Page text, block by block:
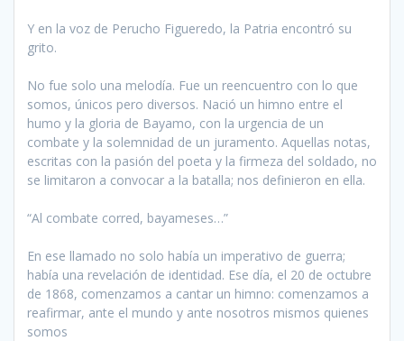
Y en la voz de Perucho Figueredo, la Patria encontró su
grito.
No fue solo una melodía. Fue un reencuentro con lo que
somos, únicos pero diversos. Nació un himno entre el
humo y la gloria de Bayamo, con la urgencia de un
combate y la solemnidad de un juramento. Aquellas notas,
escritas con la pasión del poeta y la firmeza del soldado, no
se limitaron a convocar a la batalla; nos definieron en ella.
“Al combate corred, bayameses…”
En ese llamado no solo había un imperativo de guerra;
había una revelación de identidad. Ese día, el 20 de octubre
de 1868, comenzamos a cantar un himno: comenzamos a
reafirmar, ante el mundo y ante nosotros mismos quienes
somos